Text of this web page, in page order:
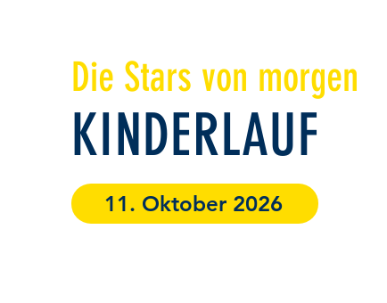
Die Stars von morgen
KINDERLAUF
11. Oktober 2026